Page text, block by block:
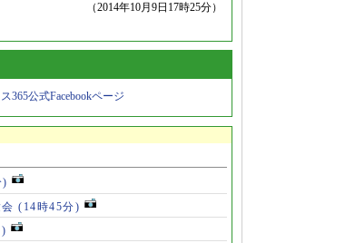
（2014年10月9日17時25分）
365公式Facebookページ
)
(14時45分)